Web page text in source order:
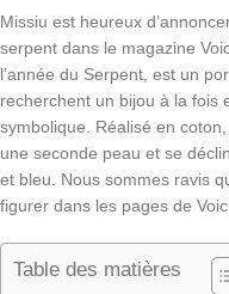
Missiu est heureux
serpent dans le magazine
l’année du Serpent, est un
recherchent un bijou à la fois
symbolique. Réalisé en
une seconde peau et se
et bleu. Nous sommes ravis
figurer dans les pages de
Table des matières